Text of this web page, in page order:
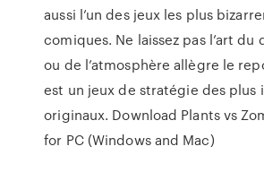
aussi l’un des jeux les plus
comiques. Ne laissez pas l’art du
ou de l’atmosphère allègre le
est un jeux de stratégie des plus
originaux. Download Plants vs
for PC (Windows and Mac)